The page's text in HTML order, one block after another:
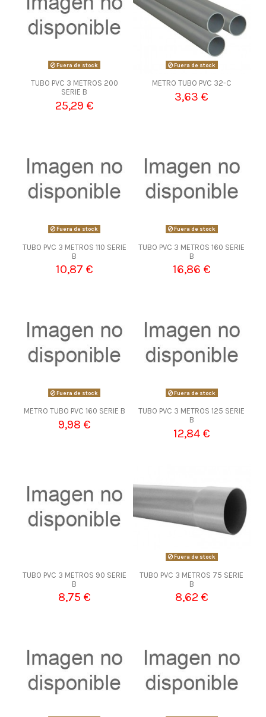
Fuera de stock
TUBO PVC 3 METROS 200
SERIE B
25,29 €
Fuera de stock
METRO TUBO PVC 32-C
3,63 €
Fuera de stock
TUBO PVC 3 METROS 110 SERIE
B
10,87 €
Fuera de stock
TUBO PVC 3 METROS 160 SERIE
B
16,86 €
Fuera de stock
METRO TUBO PVC 160 SERIE B
9,98 €
Fuera de stock
TUBO PVC 3 METROS 125 SERIE
B
12,84 €
TUBO PVC 3 METROS 90 SERIE
B
8,75 €
Fuera de stock
TUBO PVC 3 METROS 75 SERIE
B
8,62 €